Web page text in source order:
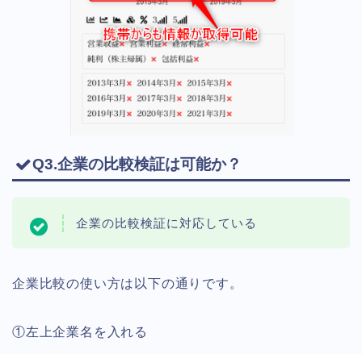
Q3.企業の比較検証は可能か？
企業の比較検証に対応している
企業比較の使い方は以下の通りです。
①左上企業名を入れる